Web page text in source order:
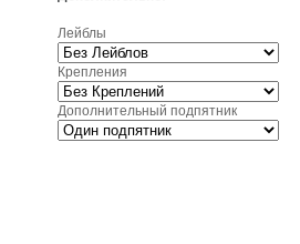
Лейблы
Крепления
Дополнительный подпятник